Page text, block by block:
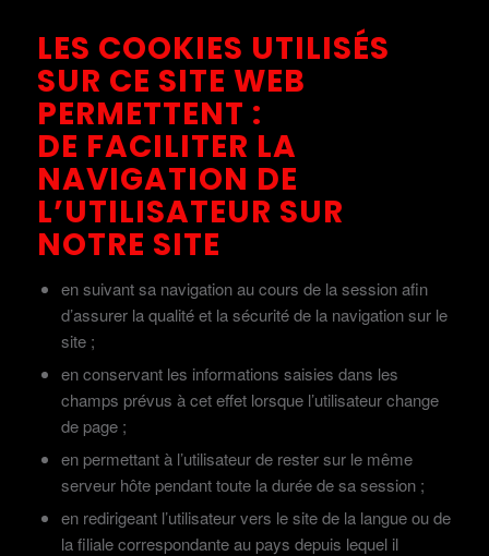
LES COOKIES UTILISÉS
SUR CE SITE WEB
PERMETTENT :
DE FACILITER LA
NAVIGATION DE
L’UTILISATEUR SUR
NOTRE SITE
en suivant sa navigation au cours de la session afin
d’assurer la qualité et la sécurité de la navigation sur le
site ;
en conservant les informations saisies dans les
champs prévus à cet effet lorsque l’utilisateur change
de page ;
en permettant à l’utilisateur de rester sur le même
serveur hôte pendant toute la durée de sa session ;
en redirigeant l’utilisateur vers le site de la langue ou de
la filiale correspondante au pays depuis lequel il